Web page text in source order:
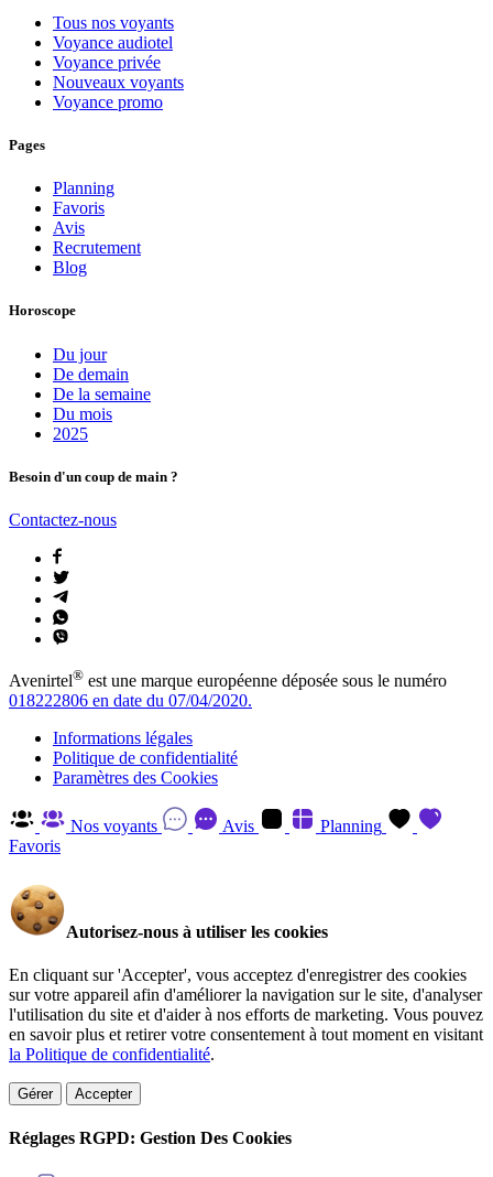
Tous nos voyants
Voyance audiotel
Voyance privée
Nouveaux voyants
Voyance promo
Pages
Planning
Favoris
Avis
Recrutement
Blog
Horoscope
Du jour
De demain
De la semaine
Du mois
2025
Besoin d'un coup de main ?
Contactez-nous
Avenirtel® est une marque européenne déposée sous le numéro
018222806 en date du 07/04/2020.
Informations légales
Politique de confidentialité
Paramètres des Cookies
Nos voyants Avis
Planning
Favoris
Autorisez-nous à utiliser les cookies
En cliquant sur 'Accepter', vous acceptez d'enregistrer des cookies
sur votre appareil afin d'améliorer la navigation sur le site, d'analyser
l'utilisation du site et d'aider à nos efforts de marketing. Vous pouvez
en savoir plus et retirer votre consentement à tout moment en visitant
la Politique de confidentialité.
Gérer Accepter
Réglages RGPD: Gestion Des Cookies